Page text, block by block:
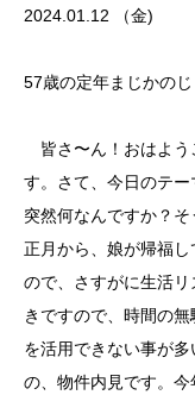
2024.01.12 （金)
57歳の定年まじかのじ
皆さ〜ん！おはよう
す。さて、今日のテー
突然何なんですか？そ
正月から、娘が帰福
ので、さすがに生活
きですので、時間の
を活用できない事が
の、物件内見です。